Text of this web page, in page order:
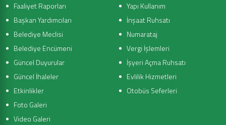
Faaliyet Raporları
Başkan Yardımcıları
Belediye Meclisi
Belediye Encümeni
Güncel Duyurular
Güncel İhaleler
Etkinlikler
Foto Galeri
Video Galeri
Yapı Kullanım
İnşaat Ruhsatı
Numarataj
Vergi İşlemleri
İşyeri Açma Ruhsatı
Evlilik Hizmetleri
Otobüs Seferleri